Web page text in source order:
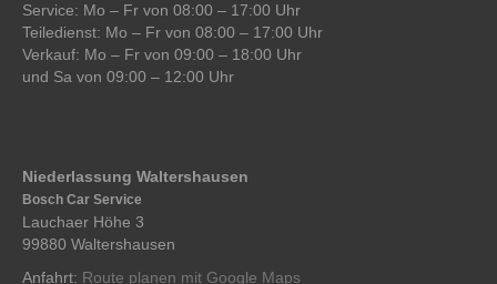
Service: Mo – Fr von 08:00 – 17:00 Uhr
Teiledienst: Mo – Fr von 08:00 – 17:00 Uhr
Verkauf: Mo – Fr von 09:00 – 18:00 Uhr
und Sa von 09:00 – 12:00 Uhr
Niederlassung Waltershausen
Bosch Car Service
Lauchaer Höhe 3
99880 Waltershausen
Anfahrt: Route planen mit Google Maps